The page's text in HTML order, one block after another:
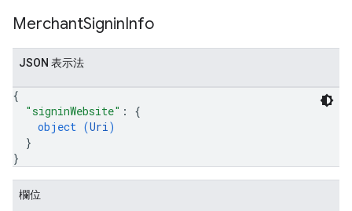
MerchantSigninInfo
JSON 表示法
{
"signinWebsite" : {
object (Uri)
}
}
欄位